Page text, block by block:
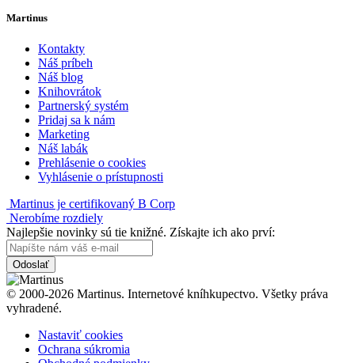
Martinus
Kontakty
Náš príbeh
Náš blog
Knihovrátok
Partnerský systém
Pridaj sa k nám
Marketing
Náš labák
Prehlásenie o cookies
Vyhlásenie o prístupnosti
Martinus je certifikovaný B Corp
Nerobíme rozdiely
Najlepšie novinky sú tie knižné. Získajte ich ako prví:
Odoslať
© 2000-2026 Martinus. Internetové kníhkupectvo. Všetky práva
vyhradené.
Nastaviť cookies
Ochrana súkromia